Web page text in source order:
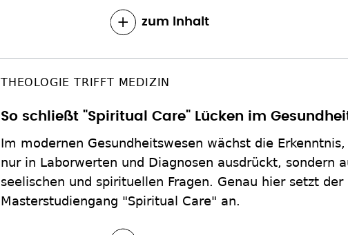
zum Inhalt
THEOLOGIE TRIFFT MEDIZIN
So schließt "Spiritual Care" Lücken im
Im modernen Gesundheitswesen wächst die
nur in Laborwerten und Diagnosen ausdrückt, sondern
seelischen und spirituellen Fragen. Genau hier setzt der
Masterstudiengang "Spiritual Care" an.